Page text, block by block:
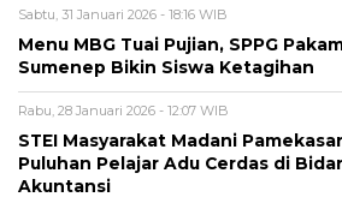
Sabtu, 31 Januari 2026 - 18:16 WIB
Menu MBG Tuai Pujian, SPPG
Sumenep Bikin Siswa Ketagihan
Rabu, 28 Januari 2026 - 12:07 WIB
STEI Masyarakat Madani
Puluhan Pelajar Adu Cerdas di
Akuntansi